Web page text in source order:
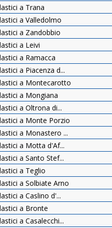
a Trana
a Valledolmo
a Zandobbio
a Leivi
a Ramacca
a Piacenza d...
a Montecarotto
a Mongiana
a Oltrona di...
a Monte Porzio
a Monastero ...
a Motta d'Af...
a Santo Stef...
a Teglio
a Solbiate Arno
a Caslino d'...
a Bronte
a Casalecchi...